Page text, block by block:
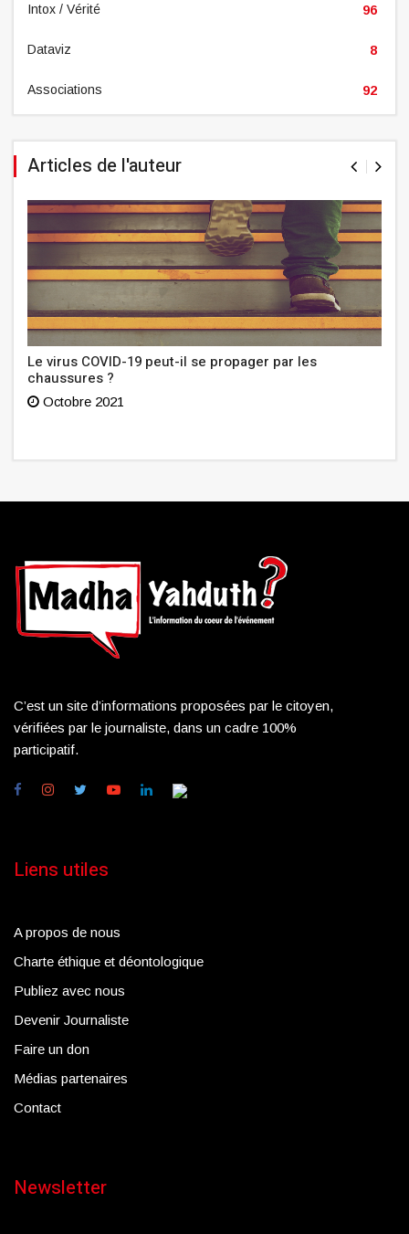
Intox / Vérité 96
Dataviz 8
Associations 92
Articles de l'auteur
Le virus COVID-19 peut-il se propager par les
chaussures ?
Octobre 2021
C’est un site d’informations proposées par le citoyen,
vérifiées par le journaliste, dans un cadre 100%
participatif.
Liens utiles
A propos de nous
Charte éthique et déontologique
Publiez avec nous
Devenir Journaliste
Faire un don
Médias partenaires
Contact
Newsletter